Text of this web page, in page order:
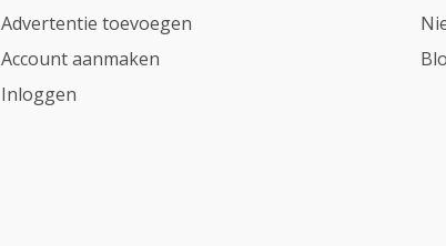
Advertentie toevoegen
Account aanmaken
Inloggen